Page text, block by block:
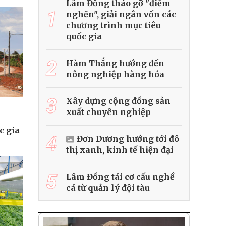
gia
1
Lâm Đồng tháo gỡ "điểm
nghẽn", giải ngân vốn các
chương trình mục tiêu
quốc gia
2
Hàm Thắng hướng đến
nông nghiệp hàng hóa
3
Xây dựng cộng đồng sản
xuất chuyên nghiệp
4
Đơn Dương hướng tới đô
thị xanh, kinh tế hiện đại
5
Lâm Đồng tái cơ cấu nghề
cá từ quản lý đội tàu